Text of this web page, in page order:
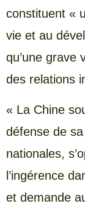
constituent «
vie et au
qu’une grave
des relations
« La Chine
défense de
nationales,
l’ingérence
et demande